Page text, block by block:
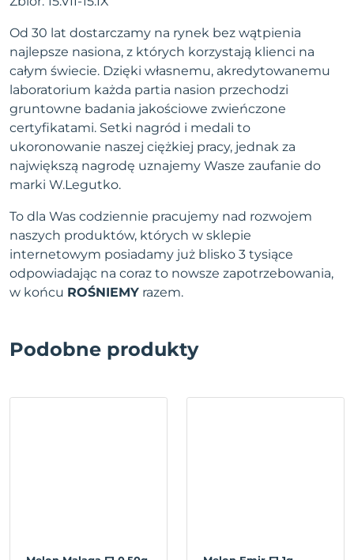
Od 30 lat dostarczamy na rynek bez wątpienia
najlepsze nasiona, z których korzystają klienci na
całym świecie. Dzięki własnemu, akredytowanemu
laboratorium każda partia nasion przechodzi
gruntowne badania jakościowe zwieńczone
certyfikatami. Setki nagród i medali to
ukoronowanie naszej ciężkiej pracy, jednak za
największą nagrodę uznajemy Wasze zaufanie do
marki W.Legutko.
To dla Was codziennie pracujemy nad rozwojem
naszych produktów, których w sklepie
internetowym posiadamy już blisko 3 tysiące
odpowiadając na coraz to nowsze zapotrzebowania,
w końcu ROŚNIEMY razem.
Podobne produkty